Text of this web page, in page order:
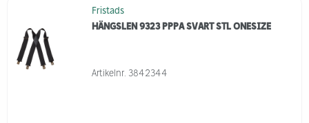
Fristads
HÄNGSLEN 9323 PPPA SVART STL ONESIZE
Artikelnr. 3842344